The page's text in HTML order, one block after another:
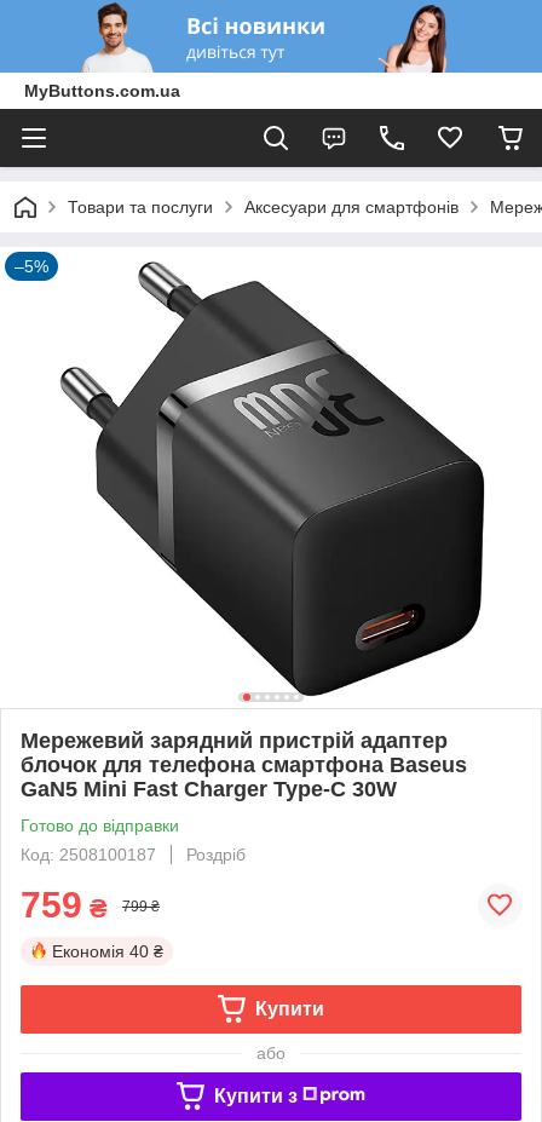
MyButtons.com.ua
Товари та послуги Аксесуари для смартфонів
–5%
Мережевий зарядний пристрій адаптер
блочок для телефона смартфона Baseus
GaN5 Mini Fast Charger Type-C 30W
Готово до відправки
Код: 2508100187
Роздріб
759 ₴ 799 ₴
Економія 40 ₴
Купити
або
Купити з